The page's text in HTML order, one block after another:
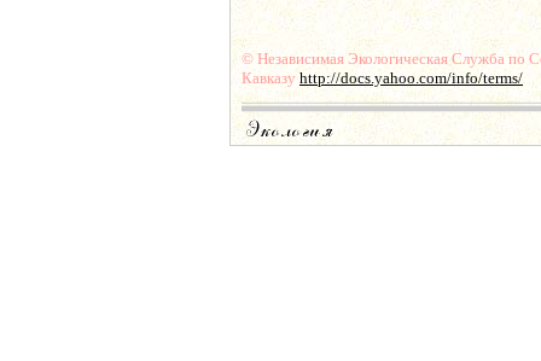
© Независимая Экологическая Служба по
Кавказу http://docs.yahoo.com/info/terms/